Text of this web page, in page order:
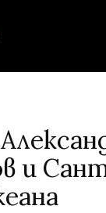
и